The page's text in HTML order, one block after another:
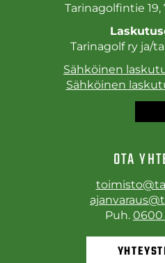
Tarinagolfintie 19,
Tarinagolf ry ja/
Sähköinen
Sähköinen
OTA
Puh. 0600